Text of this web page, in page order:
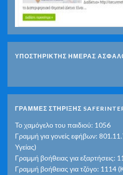
ΥΠΟΣΤΗΡΙΚΤΗΣ ΗΜΕΡΑΣ
ΓΡΑΜΜΕΣ ΣΤΗΡΙΞΗΣ
Το χαμόγελο του παιδιού: 1056
Γραμμή για γονείς εφήβων:
Υγείας)
Γραμμή βοήθειας για εξαρτήσεις:
Γραμμή βοήθειας για τζόγο: 1114